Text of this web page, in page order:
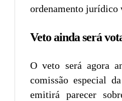
ordenamento jurídico
Veto ainda será
O veto será agora
comissão especial
emitirá parecer